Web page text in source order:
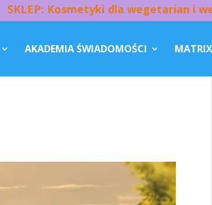
SKLEP: Kosmetyki dla wegetarian i
AKADEMIA ŚWIADOMOŚCI MATRIX